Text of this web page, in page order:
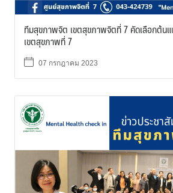
ทีมสุขภาพจิต เขตสุขภาพจิตที่ 7 คัดเลือกต้น
เขตสุขภาพที่ 7
07 กรกฎาคม 2023